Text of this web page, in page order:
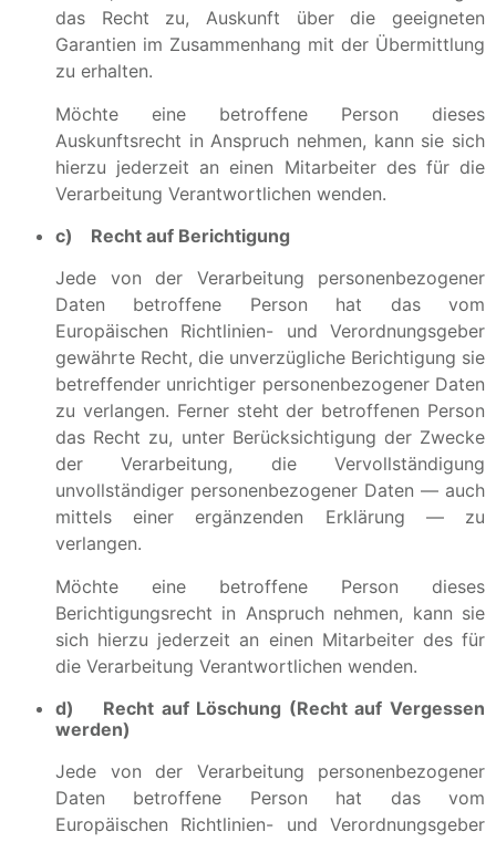
das Recht zu, Auskunft über die geeigneten
Garantien im Zusammenhang mit der Übermittlung
zu erhalten.
Möchte eine betroffene Person dieses
Auskunftsrecht in Anspruch nehmen, kann sie sich
hierzu jederzeit an einen Mitarbeiter des für die
Verarbeitung Verantwortlichen wenden.
c) Recht auf Berichtigung
Jede von der Verarbeitung personenbezogener
Daten betroffene Person hat das vom
Europäischen Richtlinien- und Verordnungsgeber
gewährte Recht, die unverzügliche Berichtigung sie
betreffender unrichtiger personenbezogener Daten
zu verlangen. Ferner steht der betroffenen Person
das Recht zu, unter Berücksichtigung der Zwecke
der Verarbeitung, die Vervollständigung
unvollständiger personenbezogener Daten — auch
mittels einer ergänzenden Erklärung — zu
verlangen.
Möchte eine betroffene Person dieses
Berichtigungsrecht in Anspruch nehmen, kann sie
sich hierzu jederzeit an einen Mitarbeiter des für
die Verarbeitung Verantwortlichen wenden.
d) Recht auf Löschung (Recht auf Vergessen
werden)
Jede von der Verarbeitung personenbezogener
Daten betroffene Person hat das vom
Europäischen Richtlinien- und Verordnungsgeber